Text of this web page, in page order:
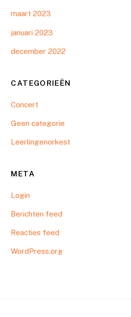
maart 2023
januari 2023
december 2022
CATEGORIEËN
Concert
Geen categorie
Leerlingenorkest
META
Login
Berichten feed
Reacties feed
WordPress.org